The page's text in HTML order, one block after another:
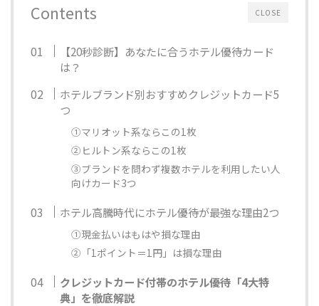
CLOSE
Contents
【20秒診断】あなたに合うホテル優待カード
は？
ホテルブランド別おすすめクレジットカード5
つ
①マリオット系ならこの1枚
②ヒルトン系ならこの1枚
③ブランドを問わず複数ホテルを利用したい人
向けカード3つ
ホテル高騰時代にホテル優待が最強な理由2つ
①現金払いはもはや損な理由
②「1ポイント＝1円」は損な理由
クレジットカード付帯のホテル優待「4大特
典」を徹底解説